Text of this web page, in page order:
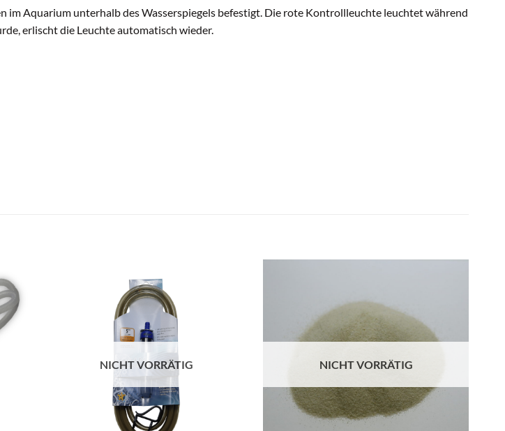
im Aquarium unterhalb des Wasserspiegels befestigt. Die rote Kontrollleuchte leuchtet während
erlischt die Leuchte automatisch wieder.
NICHT VORRÄTIG NICHT VORRÄTIG